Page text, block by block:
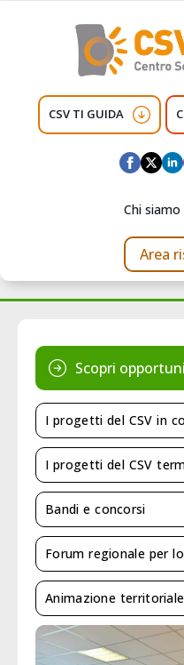
CSV TI GUIDA
Chi siamo
Area
Scopri
I progetti del CSV in
I progetti del CSV
Bandi e concorsi
Forum regionale per
Animazione territoriale